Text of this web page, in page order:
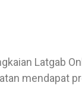
Latgab
mendapat